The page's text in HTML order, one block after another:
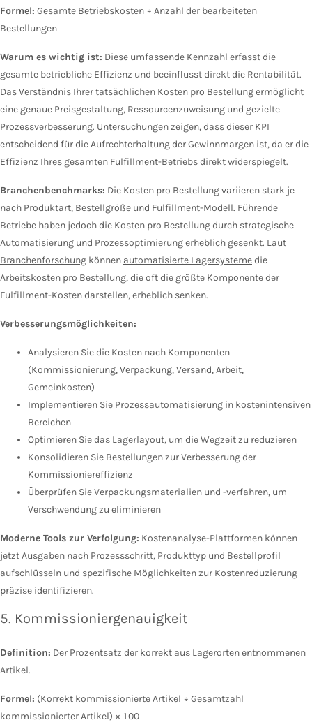
Formel: Gesamte Betriebskosten ÷ Anzahl der bearbeiteten
Bestellungen
Warum es wichtig ist: Diese umfassende Kennzahl erfasst die
gesamte betriebliche Effizienz und beeinflusst direkt die Rentabilität.
Das Verständnis Ihrer tatsächlichen Kosten pro Bestellung ermöglicht
eine genaue Preisgestaltung, Ressourcenzuweisung und gezielte
Prozessverbesserung. Untersuchungen zeigen, dass dieser KPI
entscheidend für die Aufrechterhaltung der Gewinnmargen ist, da er die
Effizienz Ihres gesamten Fulfillment-Betriebs direkt widerspiegelt.
Branchenbenchmarks: Die Kosten pro Bestellung variieren stark je
nach Produktart, Bestellgröße und Fulfillment-Modell. Führende
Betriebe haben jedoch die Kosten pro Bestellung durch strategische
Automatisierung und Prozessoptimierung erheblich gesenkt. Laut
Branchenforschung können automatisierte Lagersystemedie
Arbeitskosten pro Bestellung, die oft die größte Komponente der
Fulfillment-Kosten darstellen, erheblich senken.
Verbesserungsmöglichkeiten:
Analysieren Sie die Kosten nach Komponenten
(Kommissionierung, Verpackung, Versand, Arbeit,
Gemeinkosten)
Implementieren Sie Prozessautomatisierung in kostenintensiven
Bereichen
Optimieren Sie das Lagerlayout, um die Wegzeit zu reduzieren
Konsolidieren Sie Bestellungen zur Verbesserung der
Kommissioniereffizienz
Überprüfen Sie Verpackungsmaterialien und -verfahren, um
Verschwendung zu eliminieren
Moderne Tools zur Verfolgung: Kostenanalyse-Plattformen können
jetzt Ausgaben nach Prozessschritt, Produkttyp und Bestellprofil
aufschlüsseln und spezifische Möglichkeiten zur Kostenreduzierung
präzise identifizieren.
5. Kommissioniergenauigkeit
Definition: Der Prozentsatz der korrekt aus Lagerorten entnommenen
Artikel.
Formel: (Korrekt kommissionierte Artikel ÷ Gesamtzahl
kommissionierter Artikel) × 100